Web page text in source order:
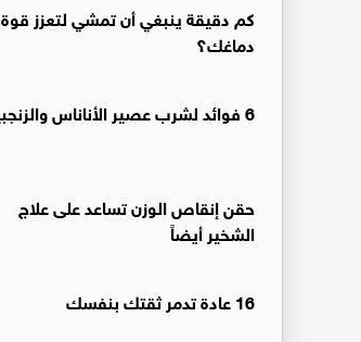
كم دقيقة ينبغي أن تمشي لتعزز قوة
دماغك؟
6 فوائد لشرب عصير الأناناس والزنجبيل
حقن إنقاص الوزن تساعد على علاج
الشخير أيضاً
16 عادة تدمر ثقتك بنفسك